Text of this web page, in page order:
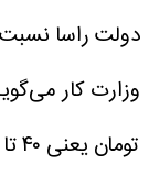
دولت راسا نسبت